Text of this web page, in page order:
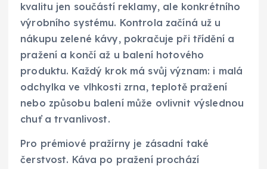
kvalitu jen součástí reklamy, ale konkrétního
výrobního systému. Kontrola začíná už u
nákupu zelené kávy, pokračuje při třídění a
pražení a končí až u balení hotového
produktu. Každý krok má svůj význam: i malá
odchylka ve vlhkosti zrna, teplotě pražení
nebo způsobu balení může ovlivnit výslednou
chuť a trvanlivost.
Pro prémiové pražírny je zásadní také
čerstvost. Káva po pražení prochází